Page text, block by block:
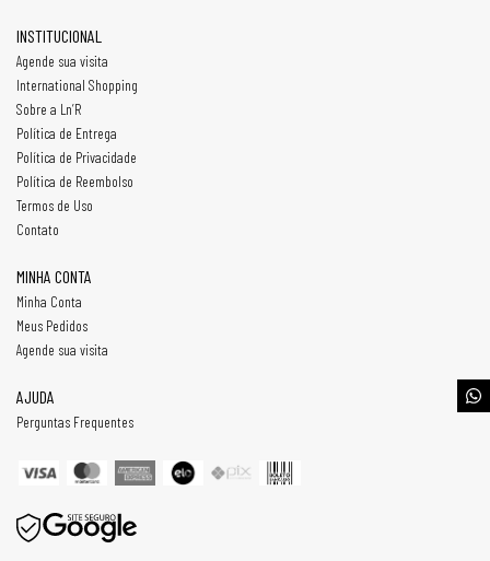
INSTITUCIONAL
Agende sua visita
International Shopping
Sobre a Ln’R
Política de Entrega
Política de Privacidade
Política de Reembolso
Termos de Uso
Contato
MINHA CONTA
Minha Conta
Meus Pedidos
Agende sua visita
AJUDA
Perguntas Frequentes